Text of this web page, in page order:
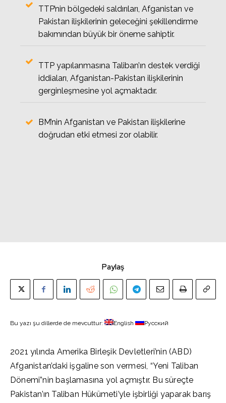
TTP’nin bölgedeki saldırıları, Afganistan ve
Pakistan ilişkilerinin geleceğini şekillendirme
bakımından büyük bir öneme sahiptir.
TTP yapılanmasına Taliban’ın destek verdiği
iddiaları, Afganistan-Pakistan ilişkilerinin
gerginleşmesine yol açmaktadır.
BM’nin Afganistan ve Pakistan ilişkilerine
doğrudan etki etmesi zor olabilir.
Paylaş
Bu yazı şu dillerde de mevcuttur: English Русский
2021 yılında Amerika Birleşik Devletleri’nin (ABD)
Afganistan’daki işgaline son vermesi, “Yeni Taliban
Dönemi”nin başlamasına yol açmıştır. Bu süreçte
Pakistan’ın Taliban Hükümeti’yle işbirliği yaparak barış